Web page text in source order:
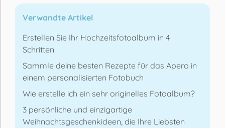
Verwandte Artikel
Erstellen Sie Ihr Hochzeitsfotoalbum in 4
Schritten
Sammle deine besten Rezepte für das Apero in
einem personalisierten Fotobuch
Wie erstelle ich ein sehr originelles Fotoalbum?
3 persönliche und einzigartige
Weihnachtsgeschenkideen, die Ihre Liebsten